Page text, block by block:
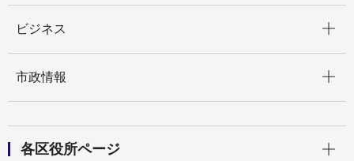
ビジネス
市政情報
各区役所ページ